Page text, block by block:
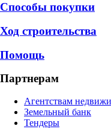
Способы покупки
Ход строительства
Помощь
Партнерам
Агентствам
Земельный банк
Тендеры